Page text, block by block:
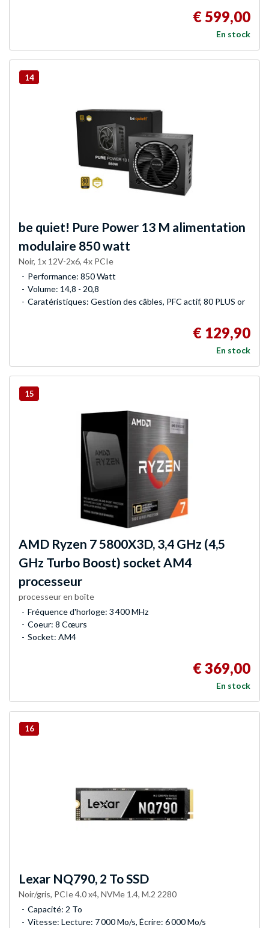
€ 599,00
En stock
14
be quiet! Pure Power 13 M alimentation
modulaire 850 watt
Noir, 1x 12V-2x6, 4x PCIe
Performance: 850 Watt
Volume: 14,8 - 20,8
Caratéristiques: Gestion des câbles, PFC actif, 80 PLUS or
€ 129,90
En stock
15
AMD Ryzen 7 5800X3D, 3,4 GHz (4,5
GHz Turbo Boost) socket AM4
processeur
processeur en boîte
Fréquence d'horloge: 3 400 MHz
Coeur: 8 Cœurs
Socket: AM4
€ 369,00
En stock
16
Lexar NQ790, 2 To SSD
Noir/gris, PCIe 4.0 x4, NVMe 1.4, M.2 2280
Capacité: 2 To
Vitesse: Lecture: 7 000 Mo/s, Écrire: 6 000 Mo/s